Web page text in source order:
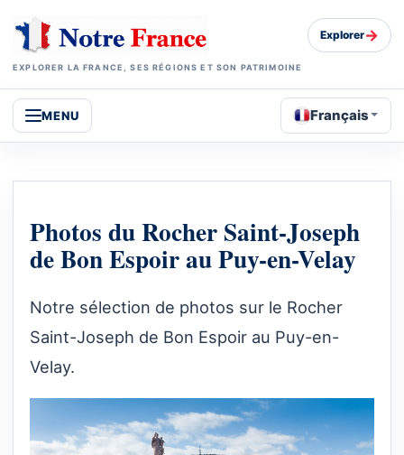
EXPLORER LA FRANCE, SES RÉGIONS ET SON PATRIMOINE
Explorer→
MENU Français
Photos du Rocher Saint-Joseph
de Bon Espoir au Puy-en-Velay
Notre sélection de photos sur le Rocher
Saint-Joseph de Bon Espoir au Puy-en-
Velay.